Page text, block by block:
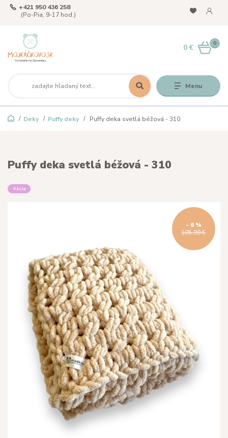
Menu
+421 950 436 258
(Po-Pia, 9-17 hod.)
0
0 €
Deky Puffy deky Puffy deka svetlá béžová - 310
Puffy deka svetlá béžová - 310
Akcia
105,99 €
- 6 %